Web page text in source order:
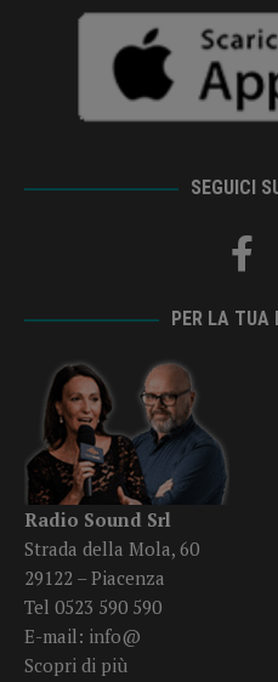
SEGUICI
PER LA TUA
Radio Sound Srl
Strada della Mola, 60
29122 – Piacenza
Tel 0523 590 590
E-mail: info@
Scopri di più